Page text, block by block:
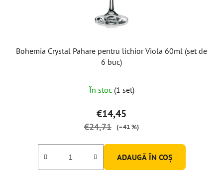
Bohemia Crystal Pahare pentru lichior Viola 60ml (set de
6 buc)
În stoc (1 set)
€14,45
€24,71 (–41 %)
ADAUGĂ ÎN COŞ